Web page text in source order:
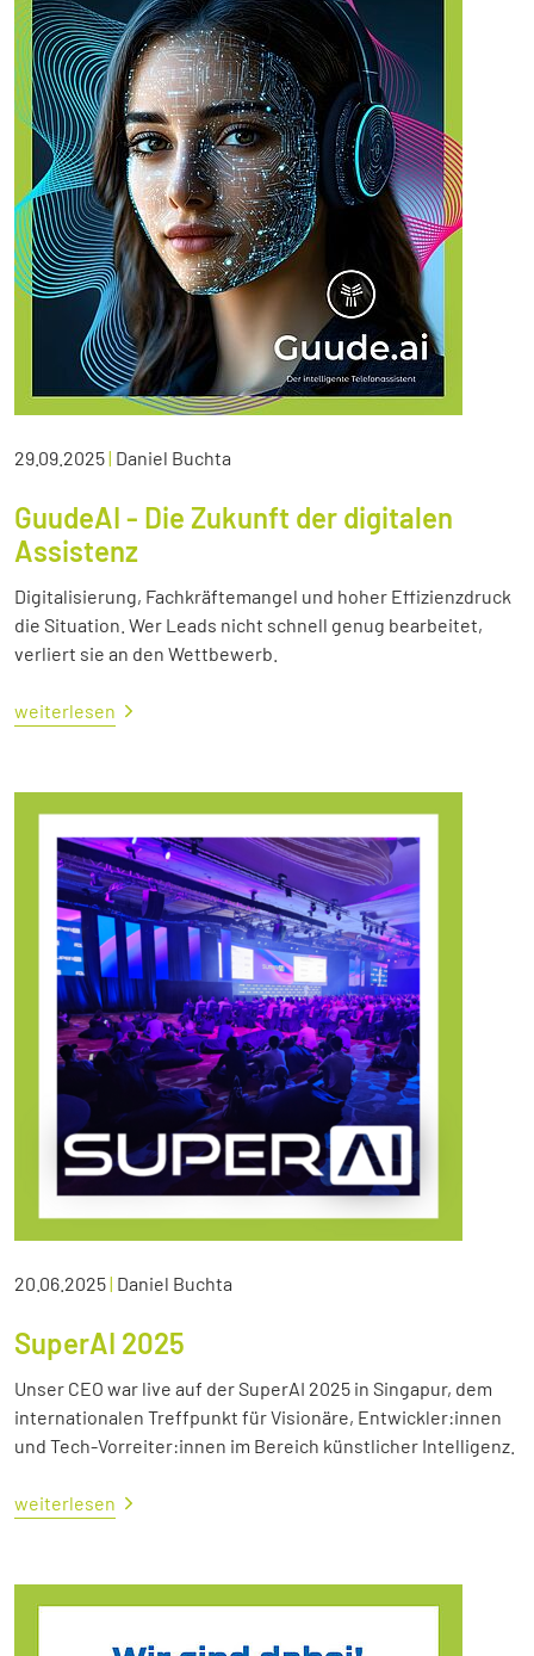
29.09.2025| Daniel Buchta
GuudeAI - Die Zukunft der digitalen
Assistenz
Digitalisierung, Fachkräftemangel und hoher Effizienzdruck
die Situation. Wer Leads nicht schnell genug bearbeitet,
verliert sie an den Wettbewerb.
weiterlesen
20.06.2025| Daniel Buchta
SuperAI 2025
Unser CEO war live auf der SuperAI 2025 in Singapur, dem
internationalen Treffpunkt für Visionäre, Entwickler:innen
und Tech-Vorreiter:innen im Bereich künstlicher Intelligenz.
weiterlesen